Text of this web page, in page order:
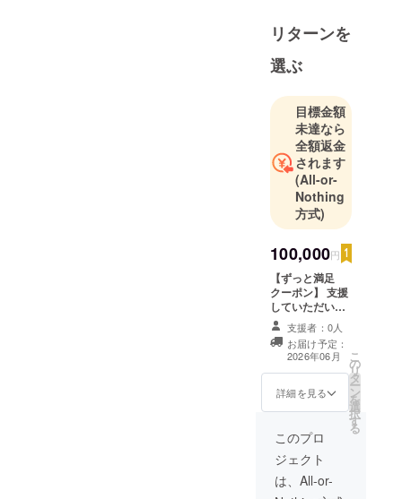
リターンを
選ぶ
目標金額
未達なら
全額返金
されます
(All-or-
Nothing
方式)
100,000円
【ずっと満足
クーポン】 支援
していただいた
方にはずっと使
える商品引き換
えクーポンをお
配りします！（1
日1回まで） ・
ご利用方法 ①
プに伝える。
②SNS等でお店
の宣伝をしてい
ただきます。
（スタッフ
支援者：0人
お届け予定：
2026年06月
詳細を見る
こ
の
リ
タ
ー
ン
を
選
択
す
る
このプロ
ジェクト
は、All-or-